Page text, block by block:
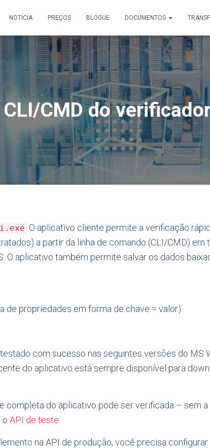
NOTÍCIA PREÇOS BLOGUE DOCUMENTOS
CLI/CMD do
O aplicativo cliente permite a verificação
a partir da linha de comando (CLI/CMD) em
O aplicativo também permite salvar os dados
de propriedades em forma de chave = valor)
com sucesso nas seguintes versões do MS
do aplicativo está sempre disponível para
completa do aplicativo pode ser verificada – sem
o API de teste
na API de produção, você precisa